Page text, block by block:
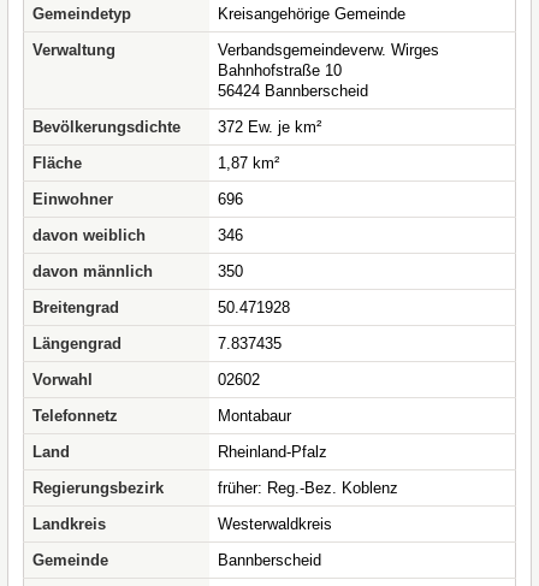
Gemeindetyp
Kreisangehörige Gemeinde
Verwaltung
Verbandsgemeindeverw. Wirges
Bahnhofstraße 10
56424 Bannberscheid
Bevölkerungsdichte
372 Ew. je km²
Fläche
1,87 km²
Einwohner
696
davon weiblich
346
davon männlich
350
Breitengrad
50.471928
Längengrad
7.837435
Vorwahl
02602
Telefonnetz
Montabaur
Land
Rheinland-Pfalz
Regierungsbezirk
früher: Reg.-Bez. Koblenz
Landkreis
Westerwaldkreis
Gemeinde
Bannberscheid